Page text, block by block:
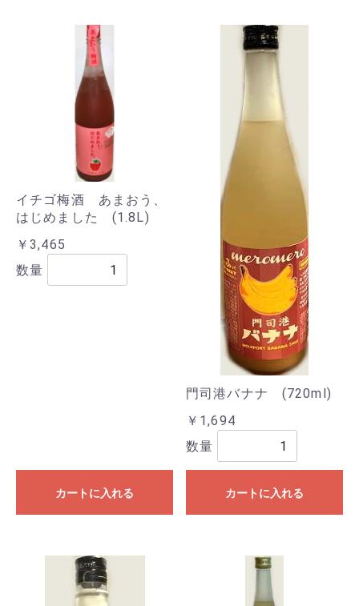
イチゴ梅酒 あまおう、
はじめました (1.8L)
￥3,465
数量
カートに入れる
門司港バナナ (720ml)
￥1,694
数量
カートに入れる